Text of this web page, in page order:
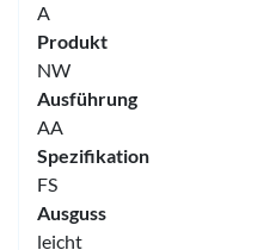
A
Produkt
NW
Ausführung
AA
Spezifikation
FS
Ausguss
leicht